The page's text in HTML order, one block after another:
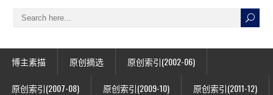
博主素描 原创摘选 原创索引(2002-06)
原创索引(2007-08) 原创索引(2009-10) 原创索引(2011-12)